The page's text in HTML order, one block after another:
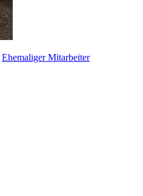
Ehemaliger Mitarbeiter